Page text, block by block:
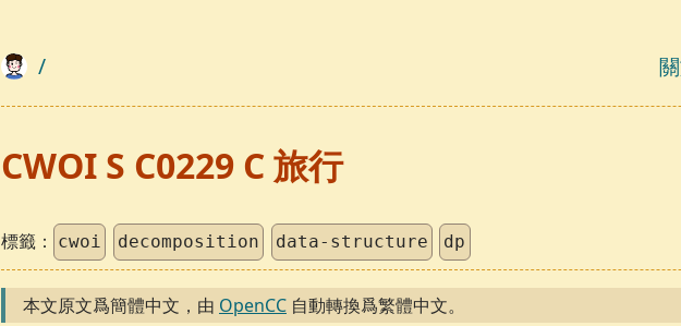
/
CWOI S C0229 C 旅行
標籤： cwoi decomposition data-structure dp
本文原文爲簡體中文，由 OpenCC 自動轉換爲繁體中文。